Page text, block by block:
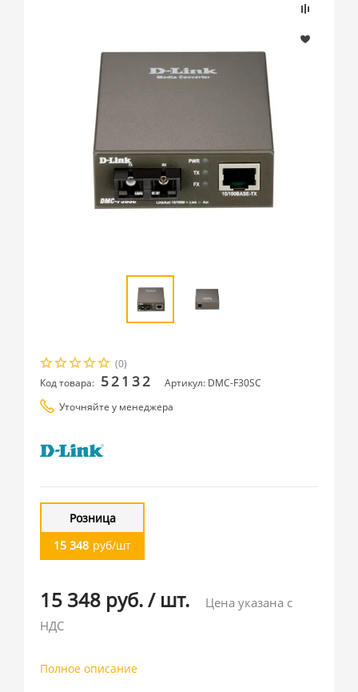
(0)
Код товара: 52132
Артикул: DMC-F30SC
Уточняйте у менеджера
Розница
15 348 руб/шт
15 348 руб./ шт.
Цена указана с
НДС
Полное описание